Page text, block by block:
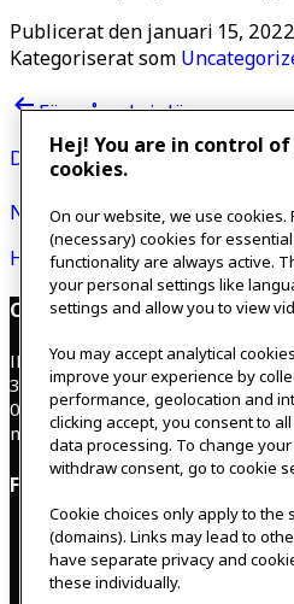
Publicerat den januari 15, 2022
Kategoriserat som
Inläggsnavigering
Föregående inlägg
Digital Tsunami
Nästa inlägg
Holistic health & hormones
Contact
IKEAgatan 8
343 36 Älmhult, Sweden
0476 44 07 60
Follow us
Hej! You are in control
cookies.
On our website, we use cookies.
(necessary) cookies for
functionality are always active.
your personal settings like
settings and allow you to view
You may accept analytical
improve your experience by
performance, geolocation and
clicking accept, you consent to
data processing. To change
withdraw consent, go to cookie
Cookie choices only apply to the
(domains). Links may lead to
have separate privacy and
these individually.